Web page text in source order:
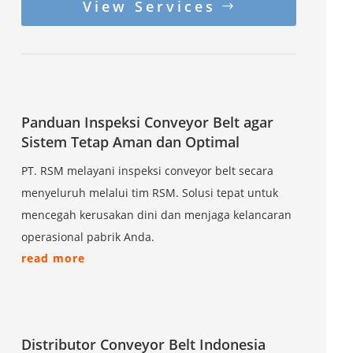
View Services
Panduan Inspeksi Conveyor Belt agar
Sistem Tetap Aman dan Optimal
PT. RSM melayani inspeksi conveyor belt secara
menyeluruh melalui tim RSM. Solusi tepat untuk
mencegah kerusakan dini dan menjaga kelancaran
operasional pabrik Anda.
read more
Distributor Conveyor Belt Indonesia